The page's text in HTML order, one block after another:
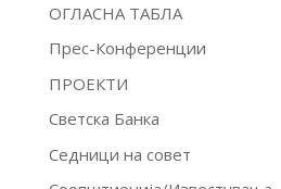
ОГЛАСНА ТАБЛА
Прес-Конференции
ПРОЕКТИ
Светска Банка
Седници на совет